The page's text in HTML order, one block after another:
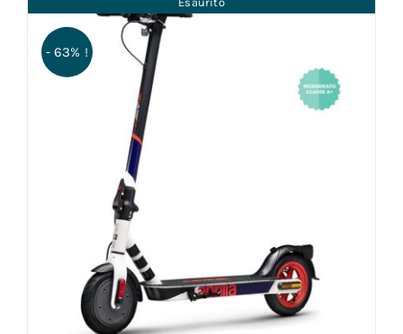
- 63% !